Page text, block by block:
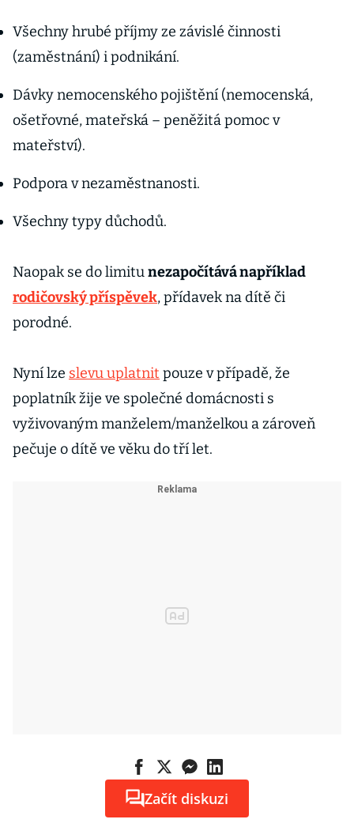
Všechny hrubé příjmy ze závislé činnosti
(zaměstnání) i podnikání.
Dávky nemocenského pojištění (nemocenská,
ošetřovné, mateřská – peněžitá pomoc v
mateřství).
Podpora v nezaměstnanosti.
Všechny typy důchodů.
Naopak se do limitunezapočítává například
rodičovský příspěvek, přídavek na dítě či
porodné.
Nyní lze slevu uplatnit pouze v případě, že
poplatník žije ve společné domácnosti s
vyživovaným manželem/manželkou a zároveň
pečuje o dítě ve věku do tří let.
Začít diskuzi